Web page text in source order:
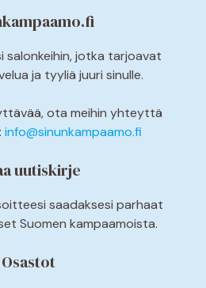
salonkeihin, jotka tarjoavat
ja tyyliä juuri sinulle.
ota meihin yhteyttä
info@sinunkampaamo.fi
uutiskirje
saadaksesi parhaat
Suomen kampaamoista.
Osastot